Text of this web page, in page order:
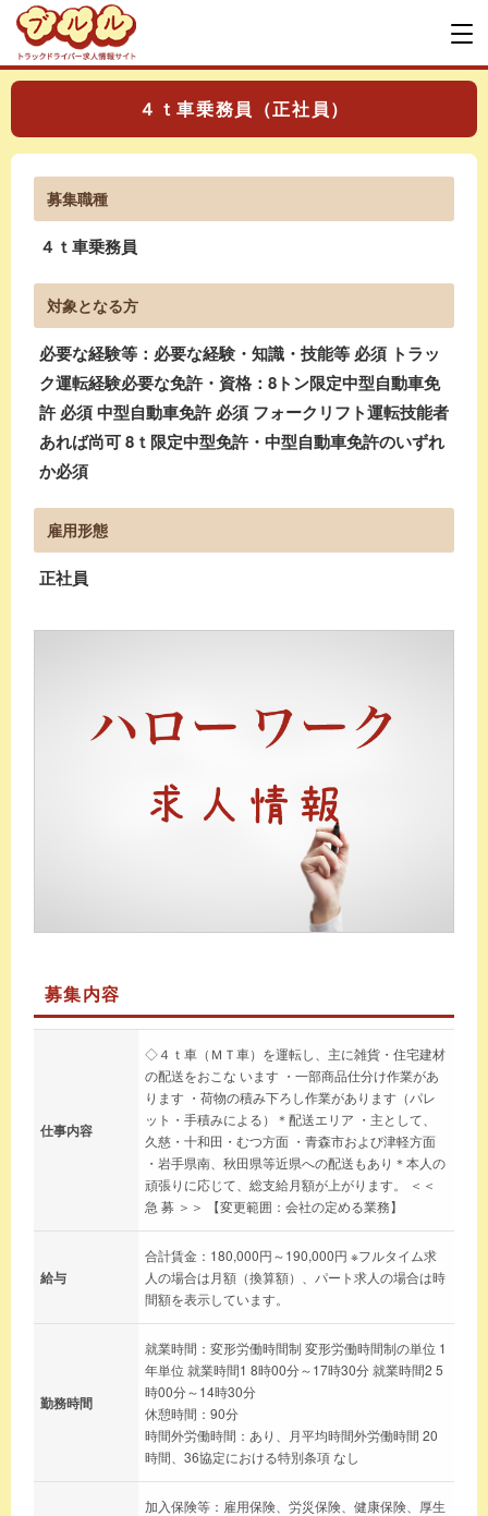
４ｔ車乗務員（正社員）
募集職種
４ｔ車乗務員
対象となる方
必要な経験等：必要な経験・知識・技能等 必須 トラッ
ク運転経験必要な免許・資格：8トン限定中型自動車免
許 必須 中型自動車免許 必須 フォークリフト運転技能者
あれば尚可 8ｔ限定中型免許・中型自動車免許のいずれ
か必須
雇用形態
正社員
募集内容
仕事内容
◇４ｔ車（ＭＴ車）を運転し、主に雑貨・住宅建材
の配送をおこな います ・一部商品仕分け作業があ
ります ・荷物の積み下ろし作業があります（パレ
ット・手積みによる）＊配送エリア ・主として、
久慈・十和田・むつ方面 ・青森市および津軽方面
・岩手県南、秋田県等近県への配送もあり＊本人の
頑張りに応じて、総支給月額が上がります。 ＜＜
急 募 ＞＞ 【変更範囲：会社の定める業務】
給与
合計賃金：180,000円～190,000円 ※フルタイム求
人の場合は月額（換算額）、パート求人の場合は時
間額を表示しています。
勤務時間
就業時間：変形労働時間制 変形労働時間制の単位 1
年単位 就業時間1 8時00分～17時30分 就業時間2 5
時00分～14時30分
休憩時間：90分
時間外労働時間：あり、月平均時間外労働時間 20
時間、36協定における特別条項 なし
加入保険等：雇用保険、労災保険、健康保険、厚生